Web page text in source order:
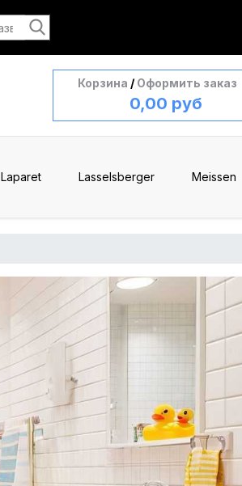
Корзина / Оформить заказ
0,00 руб
Laparet Lasselsberger Meissen